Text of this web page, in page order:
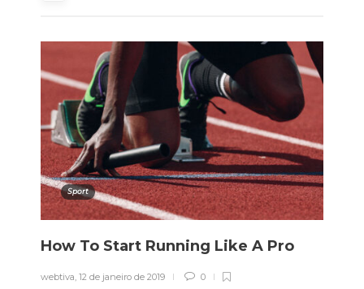
Sport
How To Start Running Like A Pro
webtiva 12 de janeiro de 2019 0